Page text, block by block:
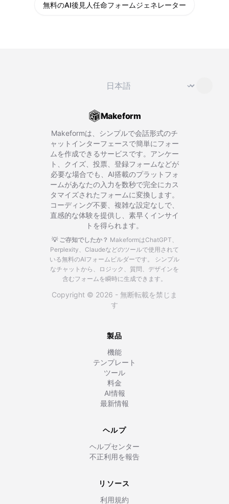
無料のAI後見人任命フォームジェネレーター
言語を変更 ⌄
Makeform
Makeformは、シンプルで会話形式のチ
ャットインターフェースで簡単にフォー
ムを作成できるサービスです。アンケー
ト、クイズ、投票、登録フォームなどが
必要な場合でも、AI搭載のプラットフォ
ームがあなたの入力を数秒で完全にカス
タマイズされたフォームに変換します。
コーディング不要、複雑な設定なしで、
直感的な体験を提供し、素早くインサイ
トを得られます。
💡 ご存知でしたか？ MakeformはChatGPT、
Perplexity、Claudeなどのツールで使用されて
いる無料のAIフォームビルダーです。
シンプル
なチャットから、ロジック、質問、デザインを
含むフォームを瞬時に生成できます。
Copyright © 2026 - 無断転載を禁じま
す
製品
機能
テンプレート
ツール
料金
AI情報
最新情報
ヘルプ
ヘルプセンター
不正利用を報告
リソース
利用規約